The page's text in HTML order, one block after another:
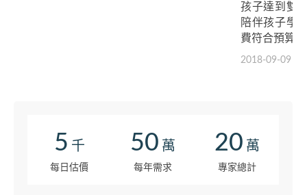
孩子達到雙
陪伴孩子學
費符合預算
2018-09-09
5 千
每日估價
50 萬
每年需求
20 萬
專家總計